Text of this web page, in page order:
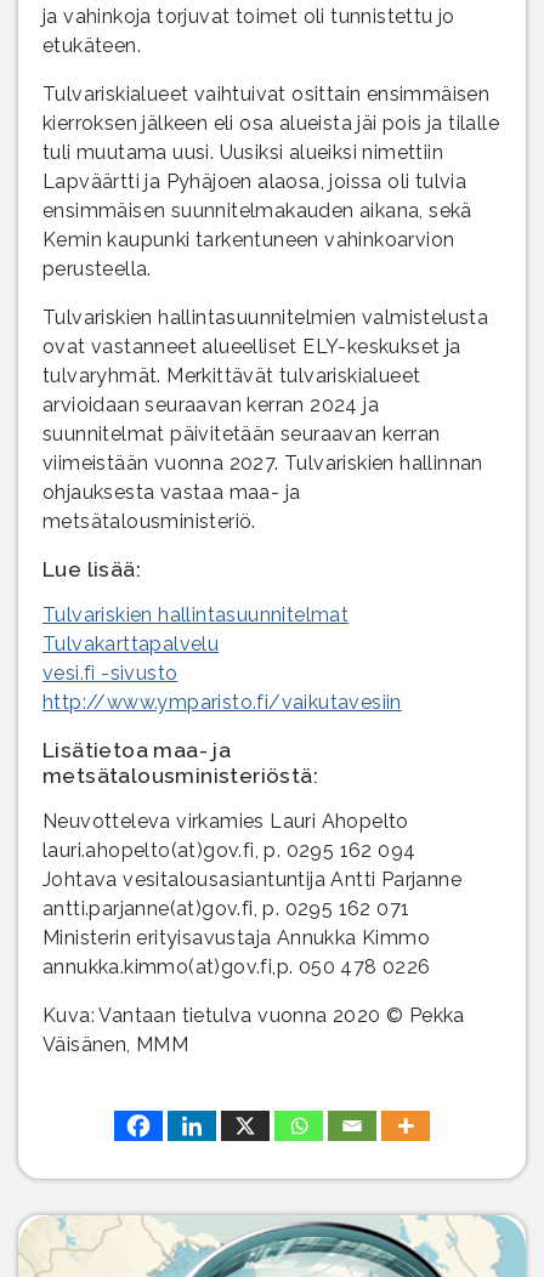
ja vahinkoja torjuvat toimet oli tunnistettu jo
etukäteen.
Tulvariskialueet vaihtuivat osittain ensimmäisen
kierroksen jälkeen eli osa alueista jäi pois ja tilalle
tuli muutama uusi. Uusiksi alueiksi nimettiin
Lapväärtti ja Pyhäjoen alaosa, joissa oli tulvia
ensimmäisen suunnitelmakauden aikana, sekä
Kemin kaupunki tarkentuneen vahinkoarvion
perusteella.
Tulvariskien hallintasuunnitelmien valmistelusta
ovat vastanneet alueelliset ELY-keskukset ja
tulvaryhmät. Merkittävät tulvariskialueet
arvioidaan seuraavan kerran 2024 ja
suunnitelmat päivitetään seuraavan kerran
viimeistään vuonna 2027. Tulvariskien hallinnan
ohjauksesta vastaa maa- ja
metsätalousministeriö.
Lue lisää:
Tulvariskien hallintasuunnitelmat
Tulvakarttapalvelu
vesi.fi -sivusto
http://www.ymparisto.fi/vaikutavesiin
Lisätietoa maa- ja
metsätalousministeriöstä:
Neuvotteleva virkamies Lauri Ahopelto
lauri.ahopelto(at)gov.fi, p. 0295 162 094
Johtava vesitalousasiantuntija Antti Parjanne
antti.parjanne(at)gov.fi, p. 0295 162 071
Ministerin erityisavustaja Annukka Kimmo
annukka.kimmo(at)gov.fi,p. 050 478 0226
Kuva: Vantaan tietulva vuonna 2020 © Pekka
Väisänen, MMM